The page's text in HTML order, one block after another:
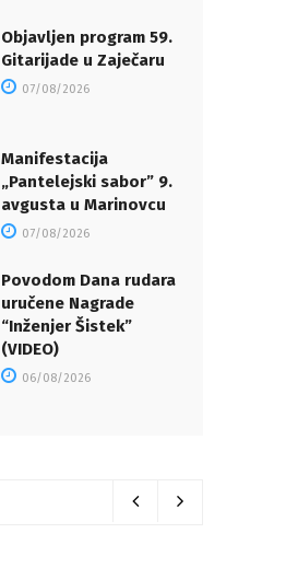
Objavljen program 59.
Gitarijade u Zaječaru
07/08/2026
Manifestacija
„Pantelejski sabor” 9.
avgusta u Marinovcu
07/08/2026
Povodom Dana rudara
uručene Nagrade
“Inženjer Šistek”
(VIDEO)
06/08/2026